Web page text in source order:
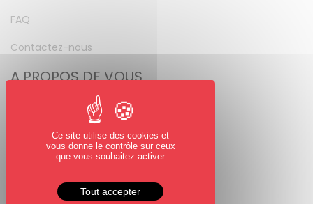
FAQ
Contactez-nous
A PROPOS DE VOUS
Mot de passe perdu
NOUS SUIVRE
Facebook
Ce site utilise des cookies et
vous donne le contrôle sur ceux
que vous souhaitez activer
Tout accepter